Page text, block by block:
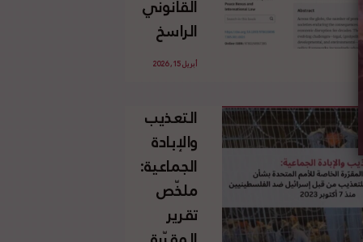
الإسرائيلي
غير
القانوني
الفلسطينية
القانوني
الراسخ
للاجئين
وحقهم
في العودة
بموجب
القانون
الدولي
أبريل 15, 2026
التعذيب
والإبادة
الجماعية:
ملخّص
تقرير